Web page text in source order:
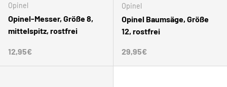
Opinel
Opinel-Messer, Größe 8,
mittelspitz, rostfrei
Normaler Preis
12,95€
Opinel
Opinel Baumsäge, Größe
12, rostfrei
Normaler Preis
29,95€